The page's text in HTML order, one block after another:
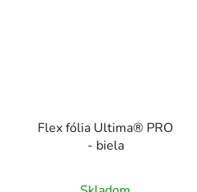
Flex fólia Ultima® PRO
- biela